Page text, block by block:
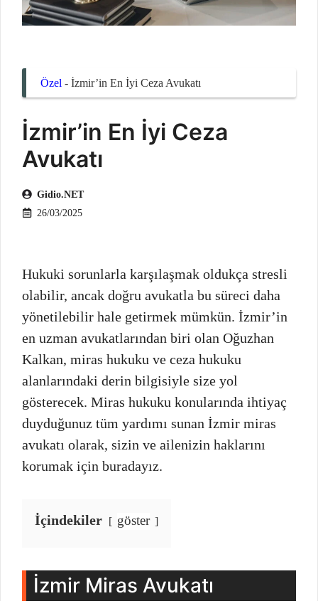
Özel - İzmir’in En İyi Ceza Avukatı
İzmir’in En İyi Ceza
Avukatı
Gidio.NET
26/03/2025
Hukuki sorunlarla karşılaşmak oldukça stresli
olabilir, ancak doğru avukatla bu süreci daha
yönetilebilir hale getirmek mümkün. İzmir’in
en uzman avukatlarından biri olan Oğuzhan
Kalkan, miras hukuku ve ceza hukuku
alanlarındaki derin bilgisiyle size yol
gösterecek. Miras hukuku konularında ihtiyaç
duyduğunuz tüm yardımı sunan İzmir miras
avukatı olarak, sizin ve ailenizin haklarını
korumak için buradayız.
İçindekiler göster
İzmir Miras Avukatı